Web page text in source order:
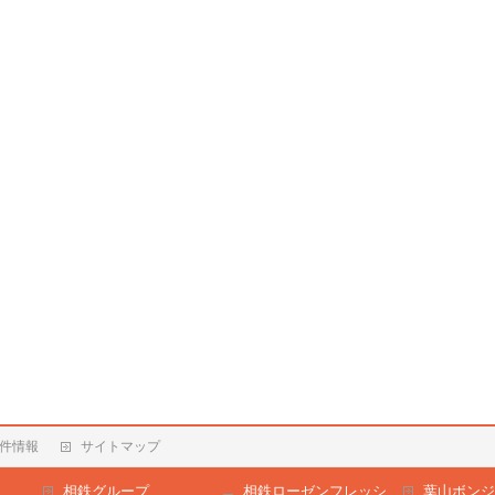
情報 サイトマップ
相鉄グループ 相鉄ローゼンフレッシ 葉山ボン